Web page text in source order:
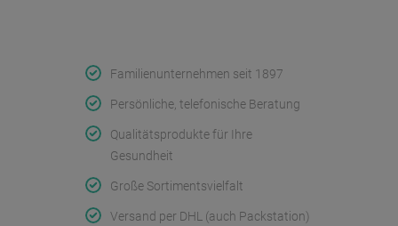
Familienunternehmen seit 1897
Persönliche, telefonische Beratung
Qualitätsprodukte für Ihre
Gesundheit
Große Sortimentsvielfalt
Versand per DHL (auch Packstation)